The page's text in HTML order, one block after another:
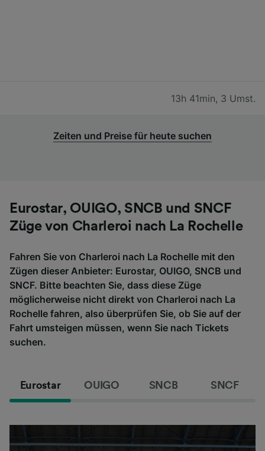
13h 41min, 3 Umst.
Zeiten und Preise für heute suchen
Eurostar, OUIGO, SNCB und SNCF
Züge von Charleroi nach La Rochelle
Fahren Sie von Charleroi nach La Rochelle mit den
Zügen dieser Anbieter: Eurostar, OUIGO, SNCB und
SNCF. Bitte beachten Sie, dass diese Züge
möglicherweise nicht direkt von Charleroi nach La
Rochelle fahren, also überprüfen Sie, ob Sie auf der
Fahrt umsteigen müssen, wenn Sie nach Tickets
suchen.
Eurostar OUIGO SNCB SNCF